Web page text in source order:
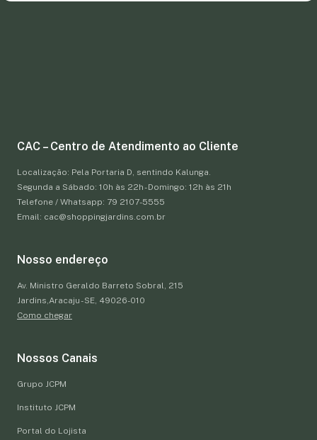
CAC – Centro de Atendimento ao Cliente
Localização: Pela Portaria D, sentindo Kalunga.
Segunda a Sábado: 10h às 22h - Domingo: 12h às 21h
Telefone / Whatsapp: 79 2107-5555
Email: cac@shoppingjardins.com.br
Nosso endereço
Av. Ministro Geraldo Barreto Sobral, 215
Jardins,Aracaju - SE, 49026-010
Como chegar
Nossos Canais
Grupo JCPM
Instituto JCPM
Portal do Lojista